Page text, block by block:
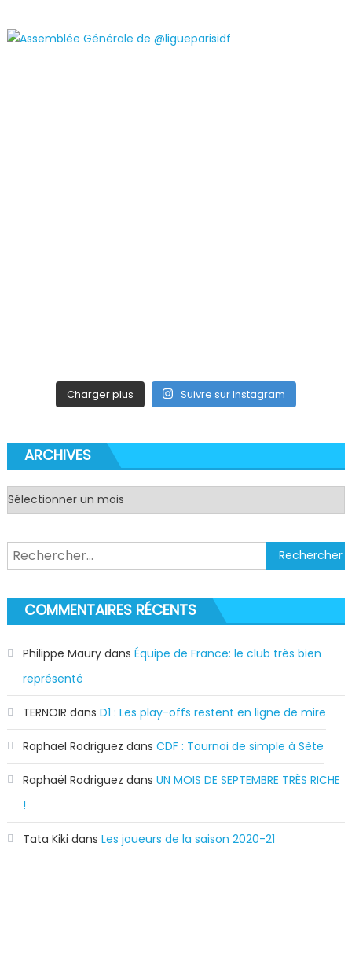
Charger plus Suivre sur Instagram
ARCHIVES
Archives
Rechercher :
COMMENTAIRES RÉCENTS
Philippe Maurydans Équipe de France: le club très bien
représenté
TERNOIR dans D1 : Les play-offs restent en ligne de mire
Raphaël Rodriguez dans CDF : Tournoi de simple à Sète
Raphaël Rodriguez dans UN MOIS DE SEPTEMBRE TRÈS RICHE
!
Tata Kiki dans Les joueurs de la saison 2020-21